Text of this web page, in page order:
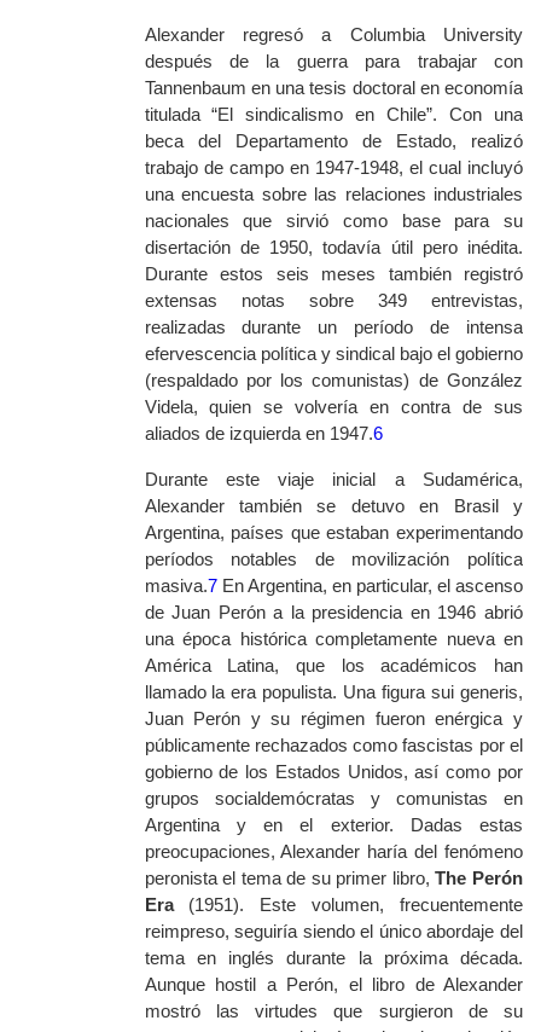
Alexander regresó a Columbia University
después de la guerra para trabajar con
Tannenbaum en una tesis doctoral en economía
titulada “El sindicalismo en Chile”. Con una
beca del Departamento de Estado, realizó
trabajo de campo en 1947-1948, el cual incluyó
una encuesta sobre las relaciones industriales
nacionales que sirvió como base para su
disertación de 1950, todavía útil pero inédita.
Durante estos seis meses también registró
extensas notas sobre 349 entrevistas,
realizadas durante un período de intensa
efervescencia política y sindical bajo el gobierno
(respaldado por los comunistas) de González
Videla, quien se volvería en contra de sus
aliados de izquierda en 1947.6
Durante este viaje inicial a Sudamérica,
Alexander también se detuvo en Brasil y
Argentina, países que estaban experimentando
períodos notables de movilización política
masiva.7En Argentina, en particular, el ascenso
de Juan Perón a la presidencia en 1946 abrió
una época histórica completamente nueva en
América Latina, que los académicos han
llamado la era populista. Una figurasui generis,
Juan Perón y su régimen fueron enérgica y
públicamente rechazados como fascistas por el
gobierno de los Estados Unidos, así como por
grupos socialdemócratas y comunistas en
Argentina y en el exterior. Dadas estas
preocupaciones, Alexander haría del fenómeno
peronista el tema de su primer libro,The Perón
Era(1951). Este volumen, frecuentemente
reimpreso, seguiría siendo el único abordaje del
tema en inglés durante la próxima década.
Aunque hostil a Perón, el libro de Alexander
mostró las virtudes que surgieron de su